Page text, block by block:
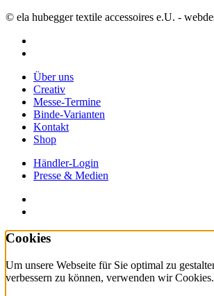
© ela hubegger textile accessoires e.U. -
Close
Menu
Über uns
Creativ
Messe-Termine
Binde-Varianten
Kontakt
Shop
Händler-Login
Presse & Medien
Cookies
Um unsere Webseite für Sie optimal zu
verbessern zu können, verwenden wir Cookies.